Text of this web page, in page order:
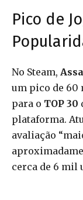
Pico de
No Steam,
um pico de 60
para o TOP 30
plataforma.
avaliação
cerca de 6 mil